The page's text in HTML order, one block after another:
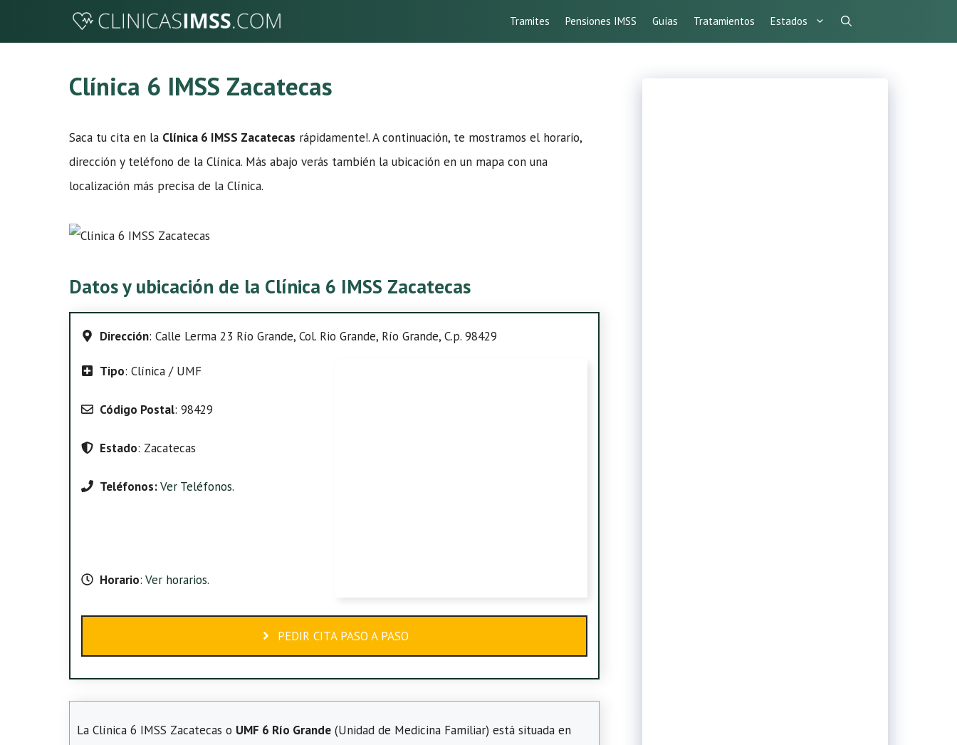
Tramites Pensiones IMSS Guías Tratamientos Estados
Clínica 6 IMSS Zacatecas
Saca tu cita en la Clínica 6 IMSS Zacatecas rápidamente!. A continuación, te mostramos el horario,
dirección y teléfono de la Clínica. Más abajo verás también la ubicación en un mapa con una
localización más precisa de la Clínica.
Datos y ubicación de la Clínica 6 IMSS Zacatecas
Dirección: Calle Lerma 23 Río Grande, Col. Rio Grande, Río Grande, C.p. 98429
Tipo: Clínica / UMF
Código Postal: 98429
Estado: Zacatecas
Teléfonos:Ver Teléfonos.
Horario: Ver horarios.
PEDIR CITA PASO A PASO
La Clínica 6 IMSS Zacatecas o UMF 6 Río Grande (Unidad de Medicina Familiar) está situada en